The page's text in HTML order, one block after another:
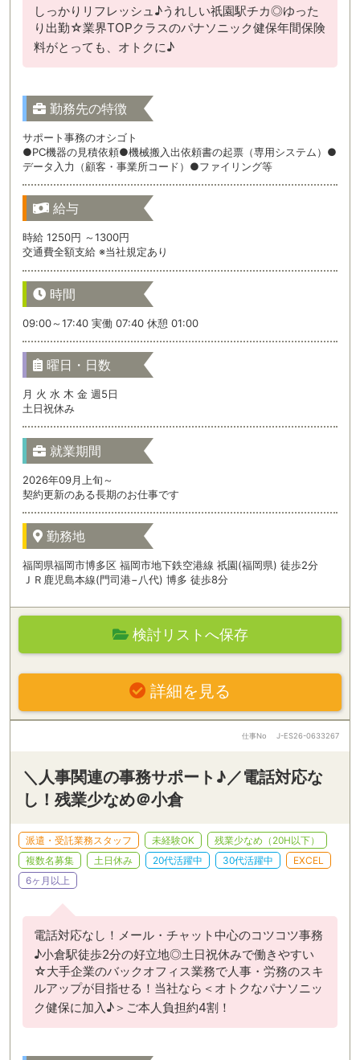
しっかりリフレッシュ♪うれしい祇園駅チカ◎ゆった
り出勤☆業界TOPクラスのパナソニック健保年間保険
料がとっても、オトクに♪
勤務先の特徴
サポート事務のオシゴト
●PC機器の見積依頼●機械搬入出依頼書の起票（専用システム）●
データ入力（顧客・事業所コード）●ファイリング等
給与
時給 1250円 ～1300円
交通費全額支給 ※当社規定あり
時間
09:00～17:40 実働 07:40 休憩 01:00
曜日・日数
月 火 水 木 金 週5日
土日祝休み
就業期間
2026年09月上旬～
契約更新のある長期のお仕事です
勤務地
福岡県福岡市博多区 福岡市地下鉄空港線 祇園(福岡県) 徒歩2分
ＪＲ鹿児島本線(門司港−八代) 博多 徒歩8分
検討リストへ保存
詳細を見る
仕事No J-ES26-0633267
＼人事関連の事務サポート♪／電話対応な
し！残業少なめ＠小倉
派遣・受託業務スタッフ 未経験OK
残業少なめ（20H以下）
複数名募集
土日休み 20代活躍中 30代活躍中
EXCEL
6ヶ月以上
電話対応なし！メール・チャット中心のコツコツ事務
♪小倉駅徒歩2分の好立地◎土日祝休みで働きやすい
☆大手企業のバックオフィス業務で人事・労務のスキ
ルアップが目指せる！当社なら＜オトクなパナソニッ
ク健保に加入♪＞ご本人負担約4割！